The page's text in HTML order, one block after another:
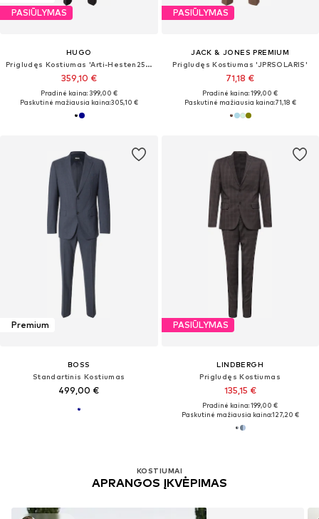
PASIŪLYMAS
HUGO
Prigludęs Kostiumas 'Arti-Hesten253X'
359,10 €
Pradinė kaina: 399,00 €
Paskutinė mažiausia kaina:305,10 €
PASIŪLYMAS
JACK & JONES PREMIUM
Prigludęs Kostiumas 'JPRSOLARIS'
71,18 €
Pradinė kaina: 199,00 €
Paskutinė mažiausia kaina:71,18 €
Premium
BOSS
Standartinis Kostiumas
499,00 €
KOSTIUMAI
APRANGOS ĮKVĖPIMAS
PASIŪLYMAS
LINDBERGH
Prigludęs Kostiumas
135,15 €
Pradinė kaina: 199,00 €
Paskutinė mažiausia kaina:127,20 €